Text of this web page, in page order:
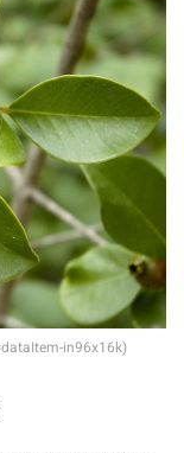
in96x16k)